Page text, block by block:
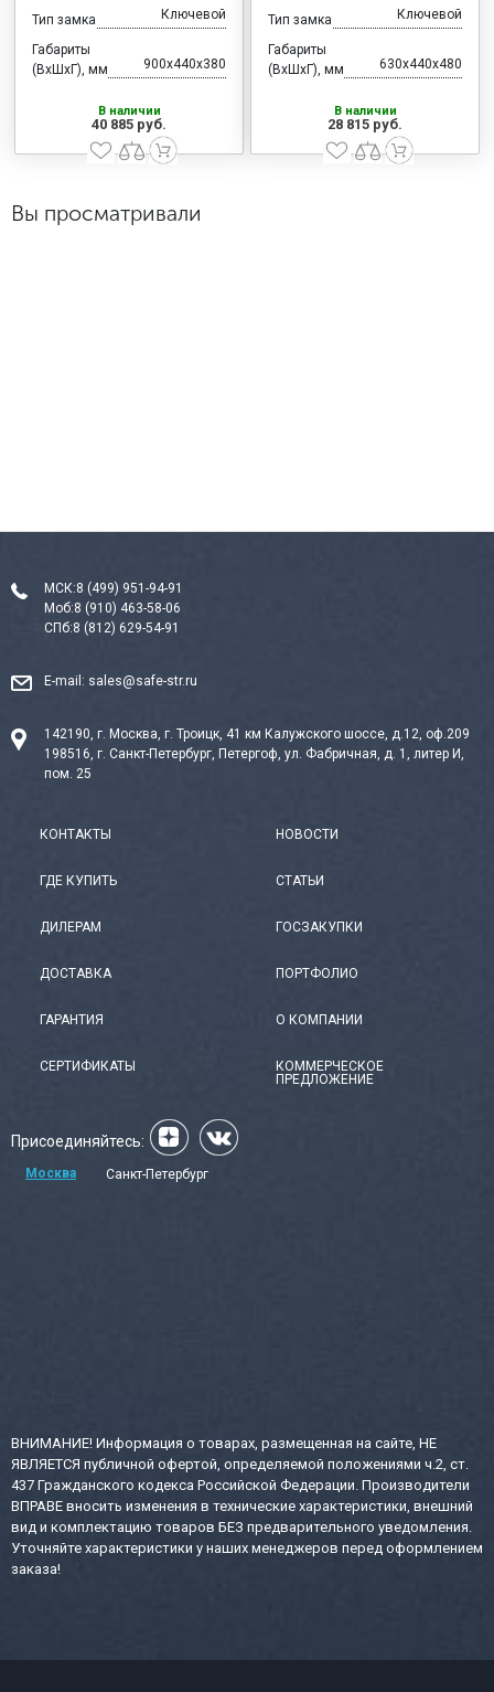
Тип замка Ключевой
Габариты
(ВхШхГ), мм
900x440x380
В наличии
40 885 руб.
Тип замка Ключевой
Габариты
(ВхШхГ), мм
630x440x480
В наличии
28 815 руб.
Вы просматривали
МСК:8 (499) 951-94-91
Моб:8 (910) 463-58-06
СПб:8 (812) 629-54-91
E-mail: sales@safe-str.ru
142190, г. Москва, г. Троицк, 41 км Калужского шоссе, д.12, оф.209
198516, г. Санкт-Петербург, Петергоф, ул. Фабричная, д. 1, литер И,
пом. 25
КОНТАКТЫ
ГДЕ КУПИТЬ
ДИЛЕРАМ
ДОСТАВКА
ГАРАНТИЯ
СЕРТИФИКАТЫ
НОВОСТИ
СТАТЬИ
ГОСЗАКУПКИ
ПОРТФОЛИО
О КОМПАНИИ
КОММЕРЧЕСКОЕ
ПРЕДЛОЖЕНИЕ
Присоединяйтесь:
Москва Санкт-Петербург
ВНИМАНИЕ! Информация о товарах, размещенная на сайте, НЕ
ЯВЛЯЕТСЯ публичной офертой, определяемой положениями ч.2, ст.
437 Гражданского кодекса Российской Федерации. Производители
ВПРАВЕ вносить изменения в технические характеристики, внешний
вид и комплектацию товаров БЕЗ предварительного уведомления.
Уточняйте характеристики у наших менеджеров перед оформлением
заказа!